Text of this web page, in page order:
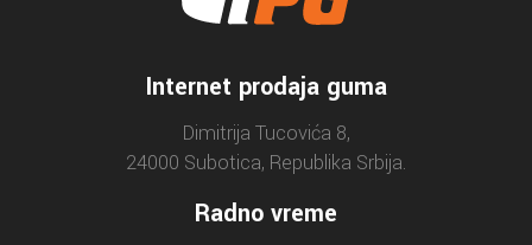
Internet prodaja guma
Dimitrija Tucovića 8,
24000 Subotica, Republika Srbija.
Radno vreme